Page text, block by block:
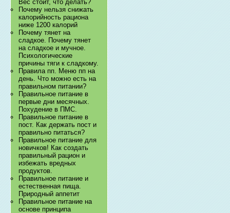
Вес стоит, что делать?
Почему нельзя снижать
калорийность рациона
ниже 1200 калорий
Почему тянет на
сладкое. Почему тянет
на сладкое и мучное.
Психологические
причины тяги к сладкому.
Правила пп. Меню пп на
день. Что можно есть на
правильном питании?
Правильное питание в
первые дни месячных.
Похудение в ПМС.
Правильное питание в
пост. Как держать пост и
правильно питаться?
Правильное питание для
новичков! Как создать
правильный рацион и
избежать вредных
продуктов.
Правильное питание и
естественная пища.
Природный аппетит
Правильное питание на
основе принципа